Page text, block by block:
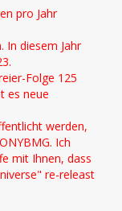
pro Jahr
In diesem Jahr
Folge 125
es neue
werden,
Ich
mit Ihnen, dass
re-releast